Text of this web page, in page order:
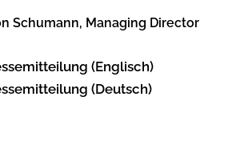
Schumann, Managing Director
(Englisch)
(Deutsch)